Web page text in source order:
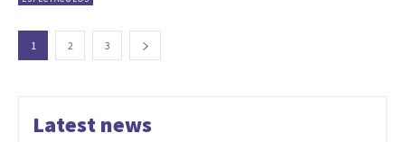
1 2 3
Latest news